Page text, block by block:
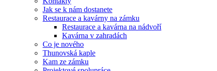
Jak se k nám dostanete
Restaurace a kavárny na zámku
Restaurace a kavárna na nádvoří
Kavárna v zahradách
Co je nového
Thunovská kaple
Kam ze zámku